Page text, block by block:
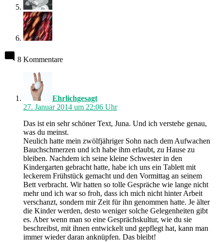
8 Kommentare
Ehrlichgesagt
27. Januar 2014 um 22:06 Uhr
Das ist ein sehr schöner Text, Juna. Und ich verstehe genau,
was du meinst.
Neulich hatte mein zwölfjähriger Sohn nach dem Aufwachen
Bauchschmerzen und ich habe ihm erlaubt, zu Hause zu
bleiben. Nachdem ich seine kleine Schwester in den
Kindergarten gebracht hatte, habe ich uns ein Tablett mit
leckerem Frühstück gemacht und den Vormittag an seinem
Bett verbracht. Wir hatten so tolle Gespräche wie lange nicht
mehr und ich war so froh, dass ich mich nicht hinter Arbeit
verschanzt, sondern mir Zeit für ihn genommen hatte. Je älter
die Kinder werden, desto weniger solche Gelegenheiten gibt
es. Aber wenn man so eine Gesprächskultur, wie du sie
beschreibst, mit ihnen entwickelt und gepflegt hat, kann man
immer wieder daran anknüpfen. Das bleibt!